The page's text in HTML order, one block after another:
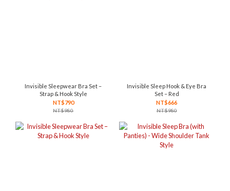
Invisible Sleepwear Bra Set –
Strap & Hook Style
NT$790
NT$980
Invisible Sleep Hook & Eye Bra
Set – Red
NT$666
NT$980